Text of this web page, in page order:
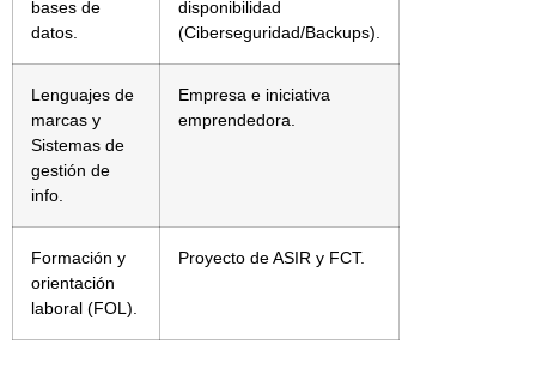
bases de
datos.
disponibilidad
(Ciberseguridad/Backups).
Lenguajes de
marcas y
Sistemas de
gestión de
info.
Empresa e iniciativa
emprendedora.
Formación y
orientación
laboral (FOL).
Proyecto de ASIR y FCT.